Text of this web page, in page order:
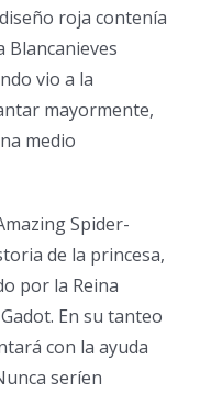
roja contenía
Blancanieves
vio a la
mayormente,
medio
Spider-
de la princesa,
por la Reina
En su tanteo
con la ayuda
serí­en